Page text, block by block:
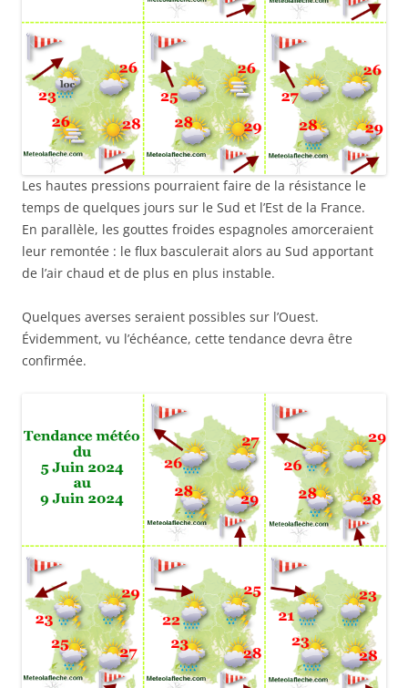
Les hautes pressions pourraient faire de la résistance le
temps de quelques jours sur le Sud et l’Est de la France.
En parallèle, les gouttes froides espagnoles amorceraient
leur remontée : le flux basculerait alors au Sud apportant
de l’air chaud et de plus en plus instable.
Quelques averses seraient possibles sur l’Ouest.
Évidemment, vu l’échéance, cette tendance devra être
confirmée.